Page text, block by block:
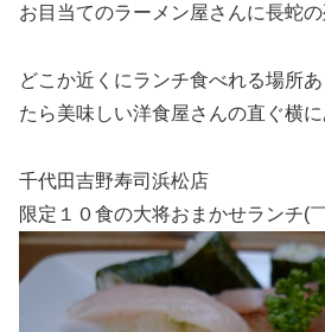
お目当てのラーメン屋さんに長蛇
どこか近くにランチ食べれる場所
たら美味しい洋食屋さんの直ぐ横に
千代田吉野寿司浜松店
限定１０食の大将おまかせランチ(